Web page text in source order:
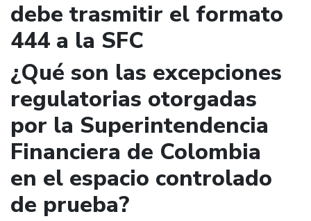
debe trasmitir el formato
444 a la SFC
¿Qué son las excepciones
regulatorias otorgadas
por la Superintendencia
Financiera de Colombia
en el espacio controlado
de prueba?